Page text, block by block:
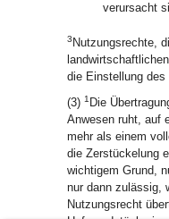
verursacht
3 Nutzungsrechte,
die Einstellung
(3) 1 Die
Anwesen ruht, auf
mehr als einem
die Zerstückelung
wichtigem Grund,
nur dann zulässig,
Nutzungsrecht